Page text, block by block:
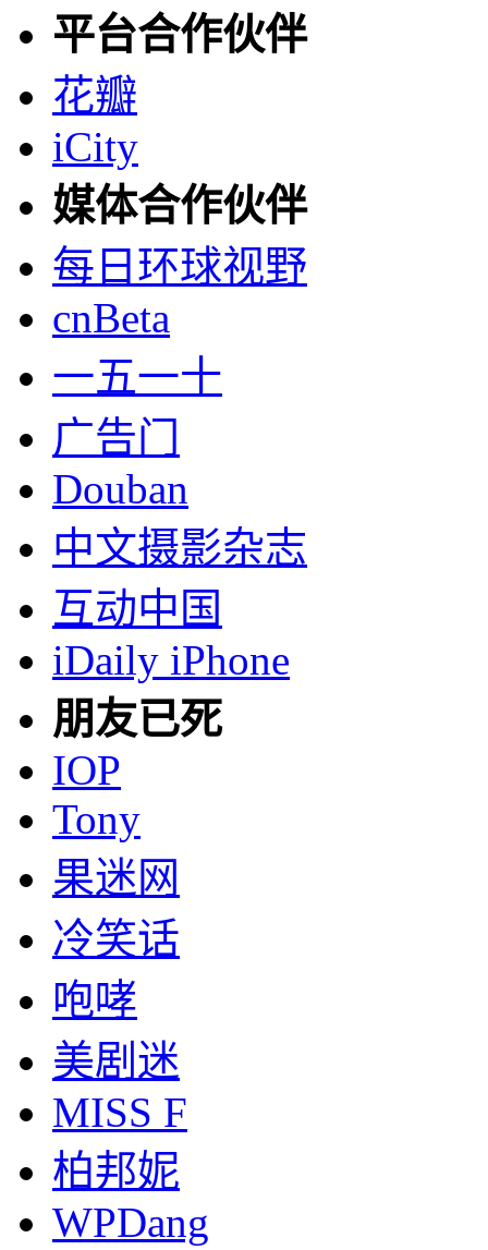
平台合作伙伴
花瓣
iCity
媒体合作伙伴
每日环球视野
cnBeta
一五一十
广告门
Douban
中文摄影杂志
互动中国
iDaily iPhone
朋友已死
IOP
Tony
果迷网
冷笑话
咆哮
美剧迷
MISS F
柏邦妮
WPDang